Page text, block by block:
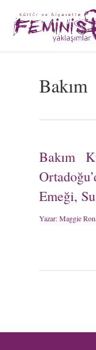
main
Bakım
Bakım
Emeği,
Yazar:Maggie